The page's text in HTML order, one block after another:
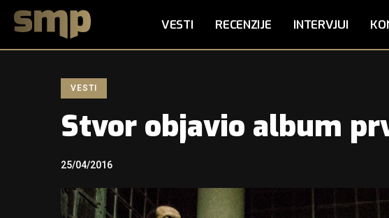
VESTI RECENZIJE INTERVJUI
VESTI
Stvor objavio album
25/04/2016